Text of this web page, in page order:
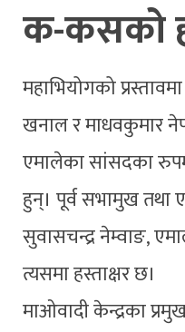
क-कसको
महाभियोगको
खनाल र माधवकुमार
एमालेका सांसदका
हुन्। पूर्व सभामुख
सुवासचन्द्र नेम्वाङ,
त्यसमा हस्ताक्षर छ।
माओवादी केन्द्रका